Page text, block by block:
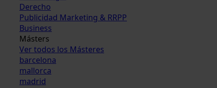
Derecho
Publicidad Marketing & RRPP
Business
Másters
Ver todos los Másteres
barcelona
mallorca
madrid